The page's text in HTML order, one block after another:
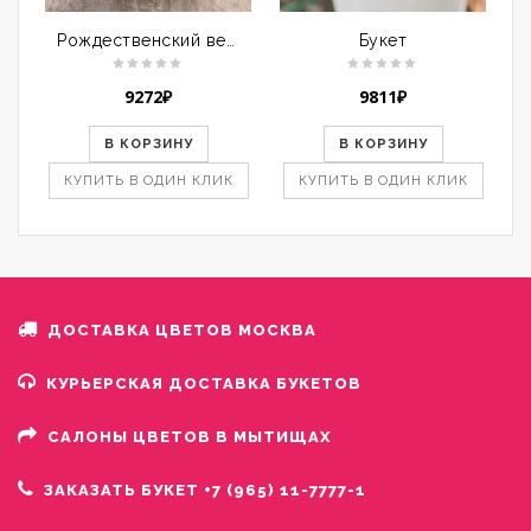
Рождественский венок
9272₽
В КОРЗИНУ
КУПИТЬ В ОДИН КЛИК
Букет
9811₽
В КОРЗИНУ
КУПИТЬ В ОДИН КЛИК
ДОСТАВКА ЦВЕТОВ МОСКВА
КУРЬЕРСКАЯ ДОСТАВКА БУКЕТОВ
САЛОНЫ ЦВЕТОВ В МЫТИЩАХ
ЗАКАЗАТЬ БУКЕТ +7 (965) 11-7777-1